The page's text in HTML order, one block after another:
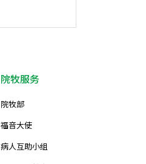
院牧服务
院牧部
福音大使
病人互助小组